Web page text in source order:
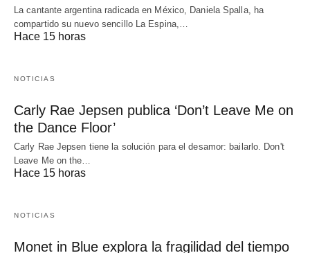
La cantante argentina radicada en México, Daniela Spalla, ha
compartido su nuevo sencillo La Espina,…
Hace 15 horas
NOTICIAS
Carly Rae Jepsen publica ‘Don’t Leave Me on
the Dance Floor’
Carly Rae Jepsen tiene la solución para el desamor: bailarlo. Don't
Leave Me on the…
Hace 15 horas
NOTICIAS
Monet in Blue explora la fragilidad del tiempo